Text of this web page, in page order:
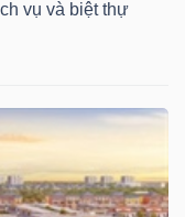
vụ và biệt thự